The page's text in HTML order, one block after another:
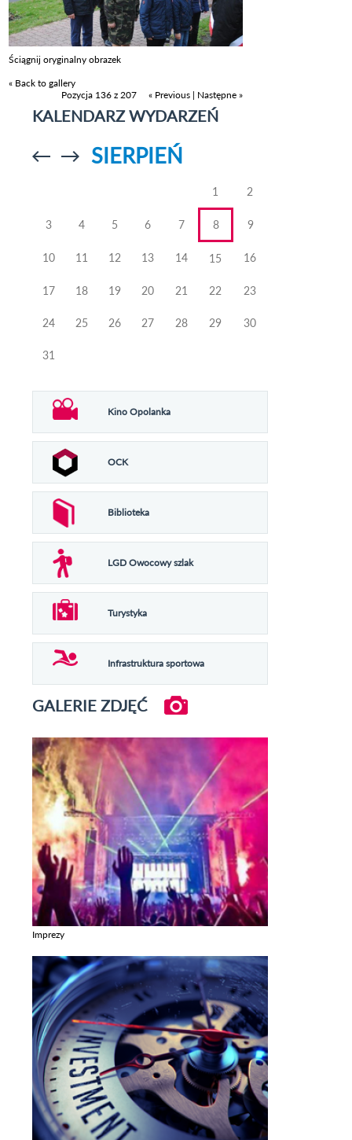
Ściągnij oryginalny obrazek
« Back to gallery
Pozycja 136 z 207
« Previous | Następne »
KALENDARZ WYDARZEŃ
Przejdź doPrzejdź do
SIERPIEŃ
1 2
3 4 5 6 7 8 9
10 11 12 13 14 15 16
17 18 19 20 21 22 23
24 25 26 27 28 29 30
31
Kino Opolanka
OCK
Biblioteka
LGD Owocowy szlak
Turystyka
Infrastruktura sportowa
GALERIE ZDJĘĆ
Imprezy